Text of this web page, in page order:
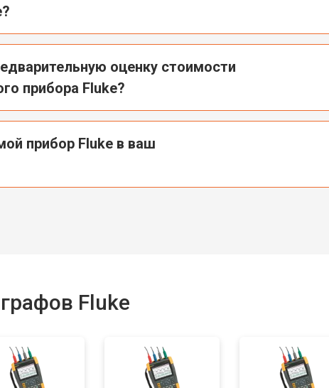
оценку стоимости
прибора Fluke?
прибор Fluke в ваш
Fluke